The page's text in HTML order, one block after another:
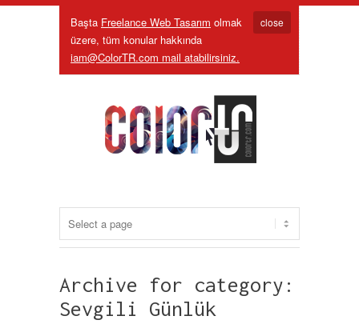
Başta Freelance Web Tasarım olmak
üzere, tüm konular hakkında
iam@ColorTR.com mail atabilirsiniz.
close
Archive for category:
Sevgili Günlük